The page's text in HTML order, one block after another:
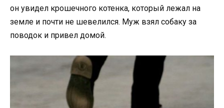
он увидел крошечного котенка, который лежал на
земле и почти не шевелился. Муж взял собаку за
поводок и привел домой.